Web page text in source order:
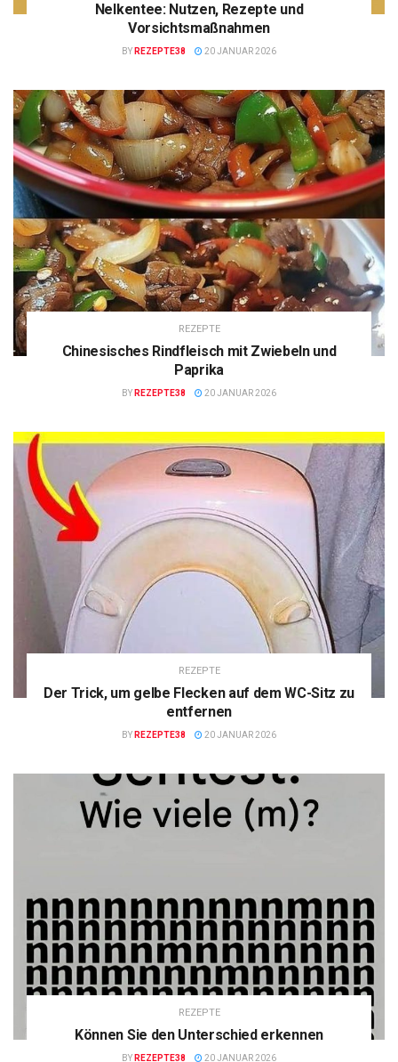
Nelkentee: Nutzen, Rezepte und
Vorsichtsmaßnahmen
BY REZEPTE38 20 JANUAR 2026
REZEPTE
Chinesisches Rindfleisch mit Zwiebeln und
Paprika
BY REZEPTE38 20 JANUAR 2026
REZEPTE
Der Trick, um gelbe Flecken auf dem WC-Sitz zu
entfernen
BY REZEPTE38 20 JANUAR 2026
REZEPTE
Können Sie den Unterschied erkennen
BY REZEPTE38 20 JANUAR 2026